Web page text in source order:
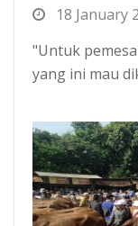
18 January
"Untuk
yang ini mau